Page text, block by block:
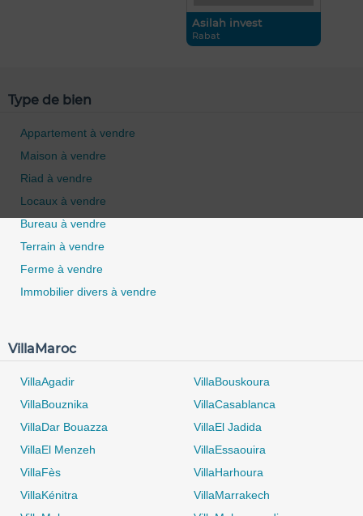
Asilah invest
Rabat
Type de bien
Appartement à vendre
Maison à vendre
Riad à vendre
Locaux à vendre
Bureau à vendre
Terrain à vendre
Ferme à vendre
Immobilier divers à vendre
VillaMaroc
VillaAgadir
VillaBouskoura
VillaBouznika
VillaCasablanca
VillaDar Bouazza
VillaEl Jadida
VillaEl Menzeh
VillaEssaouira
VillaFès
VillaHarhoura
VillaKénitra
VillaMarrakech